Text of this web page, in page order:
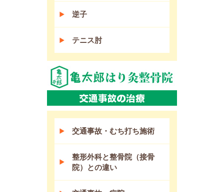
逆子
テニス肘
交通事故・むち打ち施術
整形外科と整骨院（接骨
院）との違い